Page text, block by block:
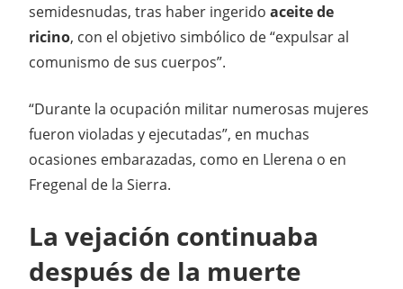
semidesnudas, tras haber ingerido aceite de
ricino, con el objetivo simbólico de “expulsar al
comunismo de sus cuerpos”.
“Durante la ocupación militar numerosas mujeres
fueron violadas y ejecutadas”, en muchas
ocasiones embarazadas, como en Llerena o en
Fregenal de la Sierra.
La vejación continuaba
después de la muerte